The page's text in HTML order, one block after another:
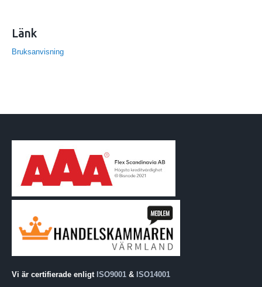
Länk
Bruksanvisning
Vi är certifierade enligt ISO9001 & ISO14001